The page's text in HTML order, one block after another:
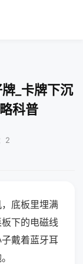
_卡牌下沉
科普
2
底板里埋满
下的电磁线
戴着蓝牙耳